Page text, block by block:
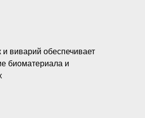
виварий обеспечивает
биоматериала и